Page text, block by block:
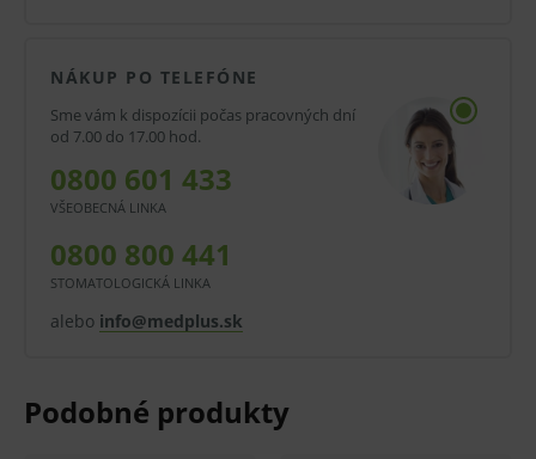
vyrobené z umelej hmoty vystuženej
Tento materiál je autoklávovateľný (134 ° C) a
to pri zachovaní farby aj tvaru nástroja.
Sonda samotná je vyrobená z nehrdzavejúcej
ocele.
Tento typ ocele sa vyznačuje vysokou
flexibilitou a silou v ohybe.
odleskom.
NÁKUP PO TELEFÓNE
Sme vám k dispozícii počas pracovných dní
od 7.00 do 17.00 hod.
0800 601 433
VŠEOBECNÁ LINKA
0800 800 441
STOMATOLOGICKÁ LINKA
alebo info@medplus.sk